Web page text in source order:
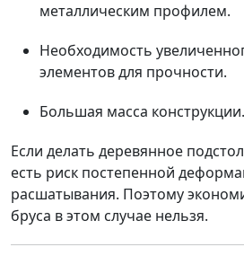
металлическим профилем.
Необходимость
элементов для прочности.
Большая масса конструкции.
Если делать деревянное
есть риск постепенной
расшатывания. Поэтому
бруса в этом случае нельзя.